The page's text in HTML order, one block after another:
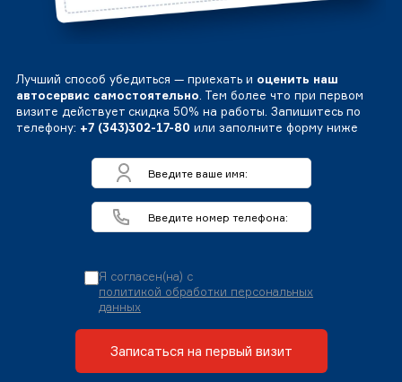
Лучший способ убедиться — приехать и оценить наш
автосервис самостоятельно. Тем более что при первом
визите действует скидка 50% на работы. Запишитесь по
телефону: +7 (343)302-17-80 или заполните форму ниже
Я согласен(на) с
политикой обработки персональных
данных
Записаться на первый визит